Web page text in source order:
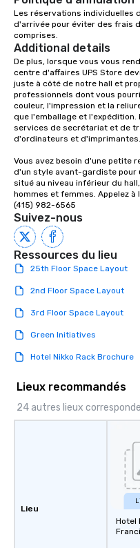
Les réservations individuelles
d'arrivée pour éviter des frais
comprises.
Additional details
De plus, lorsque vous vous
centre d'affaires UPS Store
juste à côté de notre hall et
professionnels dont vous
couleur, l'impression et la
que l'emballage et l'expédition.
services de secrétariat et de
d'ordinateurs et d'imprimantes.
Vous avez besoin d'une petite
d'un style avant-gardiste pour
situé au niveau inférieur du
hommes et femmes. Appelez à
(415) 982-6565
Suivez-nous
Ressources du lieu
25th Floor Space Layout
2nd Floor Space Layout
3rd Floor Space Layout
Green Initiatives
Hotel Nikko Rack Brochure
Lieux recommandés
24 autres lieux
Lieu
Hotel